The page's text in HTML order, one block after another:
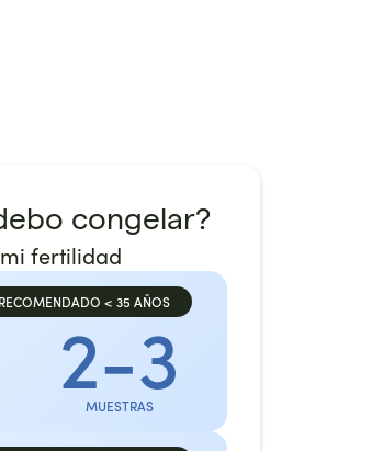
congelar?
fertilidad
< 35 AÑOS
2-3
MUESTRAS